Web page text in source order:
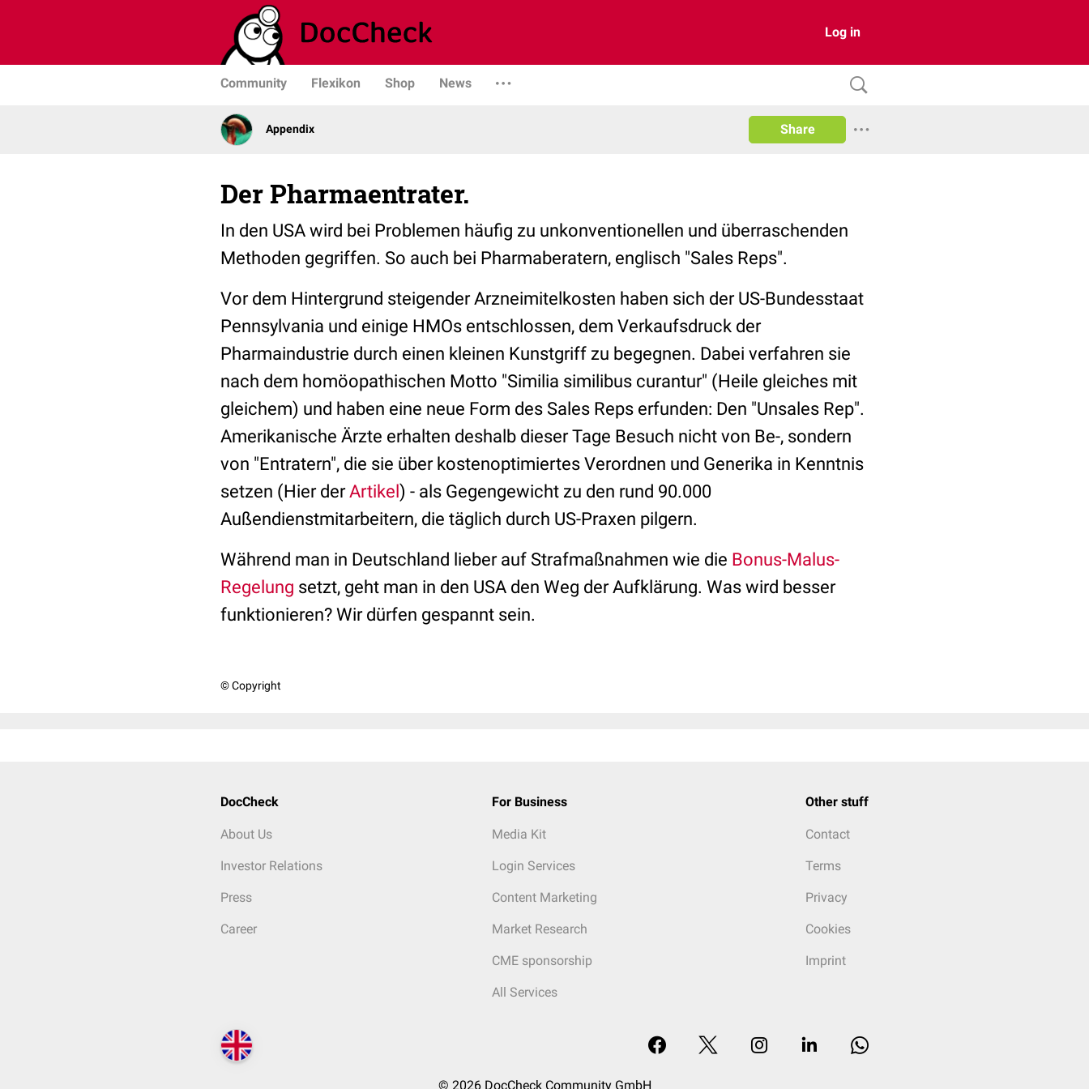
Log in
Community Flexikon Shop News
Appendix Share
Der Pharmaentrater.
In den USA wird bei Problemen häufig zu unkonventionellen und überraschenden
Methoden gegriffen. So auch bei Pharmaberatern, englisch "Sales Reps".
Vor dem Hintergrund steigender Arzneimitelkosten haben sich der US-Bundesstaat
Pennsylvania und einige HMOs entschlossen, dem Verkaufsdruck der
Pharmaindustrie durch einen kleinen Kunstgriff zu begegnen. Dabei verfahren sie
nach dem homöopathischen Motto "Similia similibus curantur" (Heile gleiches mit
gleichem) und haben eine neue Form des Sales Reps erfunden: Den "Unsales Rep".
Amerikanische Ärzte erhalten deshalb dieser Tage Besuch nicht von Be-, sondern
von "Entratern", die sie über kostenoptimiertes Verordnen und Generika in Kenntnis
setzen (Hier derArtikel) - als Gegengewicht zu den rund 90.000
Außendienstmitarbeitern, die täglich durch US-Praxen pilgern.
Während man in Deutschland lieber auf Strafmaßnahmen wie die Bonus-Malus-
Regelung setzt, geht man in den USA den Weg der Aufklärung. Was wird besser
funktionieren? Wir dürfen gespannt sein.
© Copyright
DocCheck
About Us
Investor Relations
Press
Career
For Business
Media Kit
Login Services
Content Marketing
Market Research
CME sponsorship
All Services
Other stuff
Contact
Terms
Privacy
Cookies
Imprint
© 2026 DocCheck Community GmbH